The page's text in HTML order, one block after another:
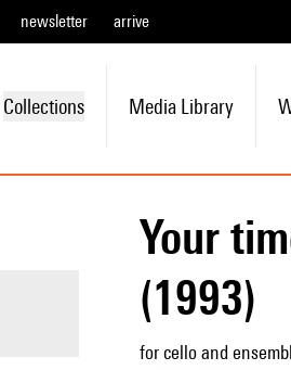
newsletter arrive
Collections Media Library
Your
(1993)
for cello and